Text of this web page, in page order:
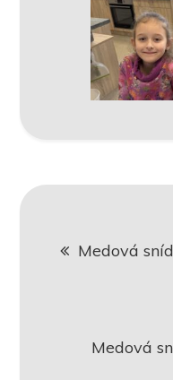
proMedová
Medová